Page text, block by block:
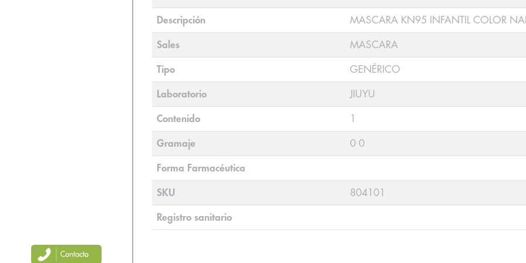
Descripción MASCARA KN95 INFANTIL COLOR
Sales MASCARA
Tipo GENÉRICO
Laboratorio JIUYU
Contenido 1
Gramaje 0 0
Forma Farmacéutica
SKU 804101
Registro sanitario